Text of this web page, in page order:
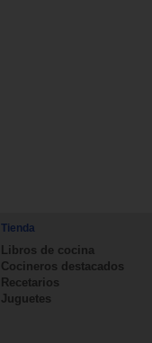
Tienda
Libros de cocina
Cocineros destacados
Recetarios
Juguetes